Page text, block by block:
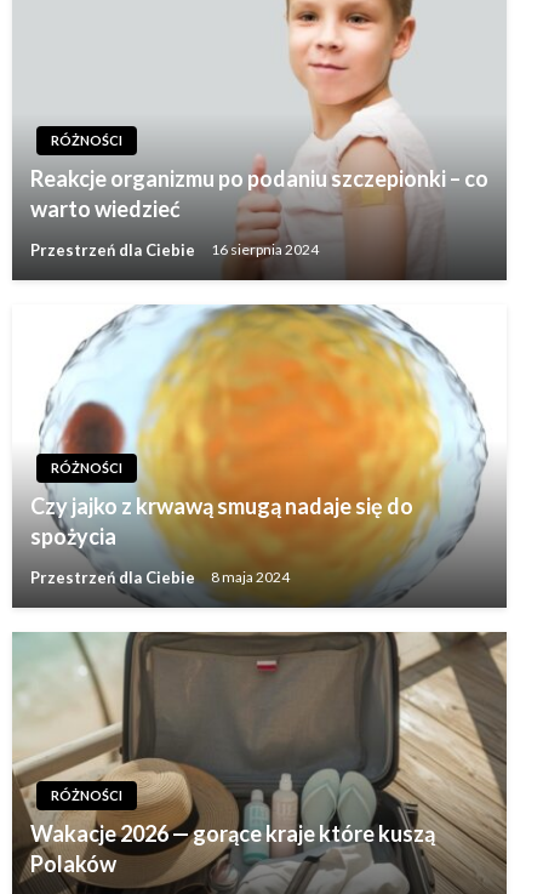
RÓŻNOŚCI
Reakcje organizmu po podaniu szczepionki – co
warto wiedzieć
Przestrzeń dla Ciebie 16 sierpnia 2024
RÓŻNOŚCI
Czy jajko z krwawą smugą nadaje się do
spożycia
Przestrzeń dla Ciebie 8 maja 2024
RÓŻNOŚCI
Wakacje 2026 — gorące kraje które kuszą
Polaków